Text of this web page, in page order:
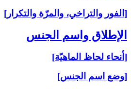
[الفور والتراخي، والمرّة والتكرار]
الإطلاق واسم الجنس‏
[أنحاء لحاظ الماهيّة]
[وضع اسم الجنس]